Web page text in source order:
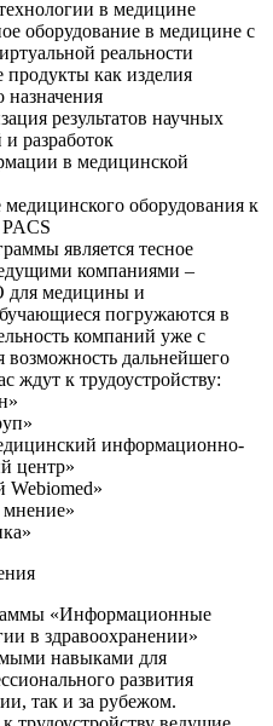
в медицине
оборудование в медицине с
реальности
как изделия
назначения
результатов научных
разработок
в медицинской
оборудования к
является тесное
компаниями –
для медицины и
погружаются в
компаний уже с
возможность дальнейшего
ждут к трудоустройству:
информационно-
центр»
«Информационные
в здравоохранении»
навыками для
развития
так и за рубежом.